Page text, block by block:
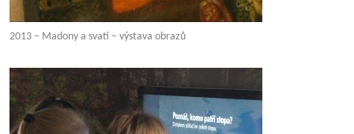
2013 – Madony a svatí – výstava obrazů